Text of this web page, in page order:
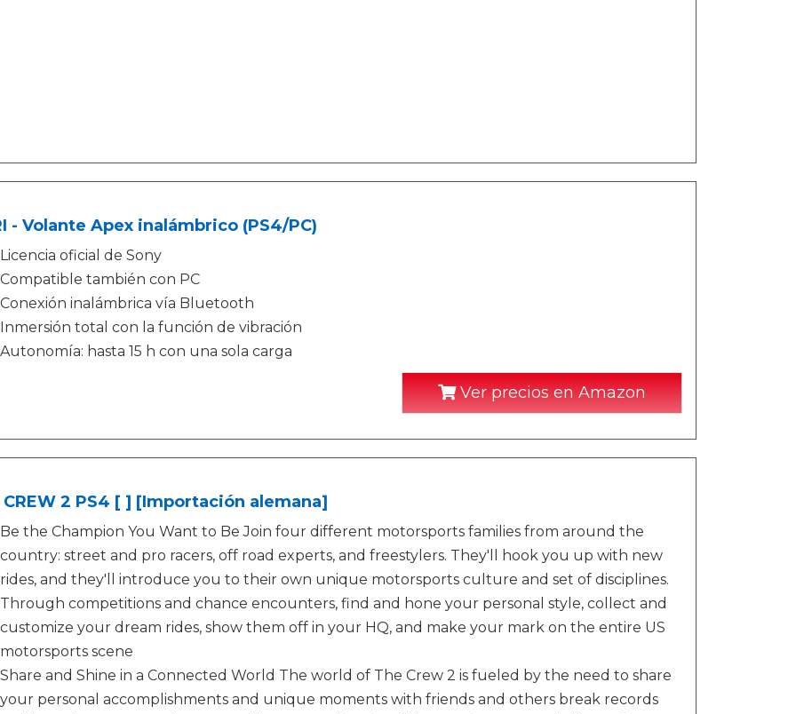
- Volante Apex inalámbrico (PS4/PC)
Licencia oficial de Sony
Compatible también con PC
Conexión inalámbrica vía Bluetooth
Inmersión total con la función de vibración
Autonomía: hasta 15 h con una sola carga
Ver precios en Amazon
CREW 2 PS4 [ ] [Importación alemana]
Be the Champion You Want to Be Join four different motorsports families from around the
country: street and pro racers, off road experts, and freestylers. They'll hook you up with new
rides, and they'll introduce you to their own unique motorsports culture and set of disciplines.
Through competitions and chance encounters, find and hone your personal style, collect and
customize your dream rides, show them off in your HQ, and make your mark on the entire US
motorsports scene
Share and Shine in a Connected World The world of The Crew 2 is fueled by the need to share
your personal accomplishments and unique moments with friends and others break records